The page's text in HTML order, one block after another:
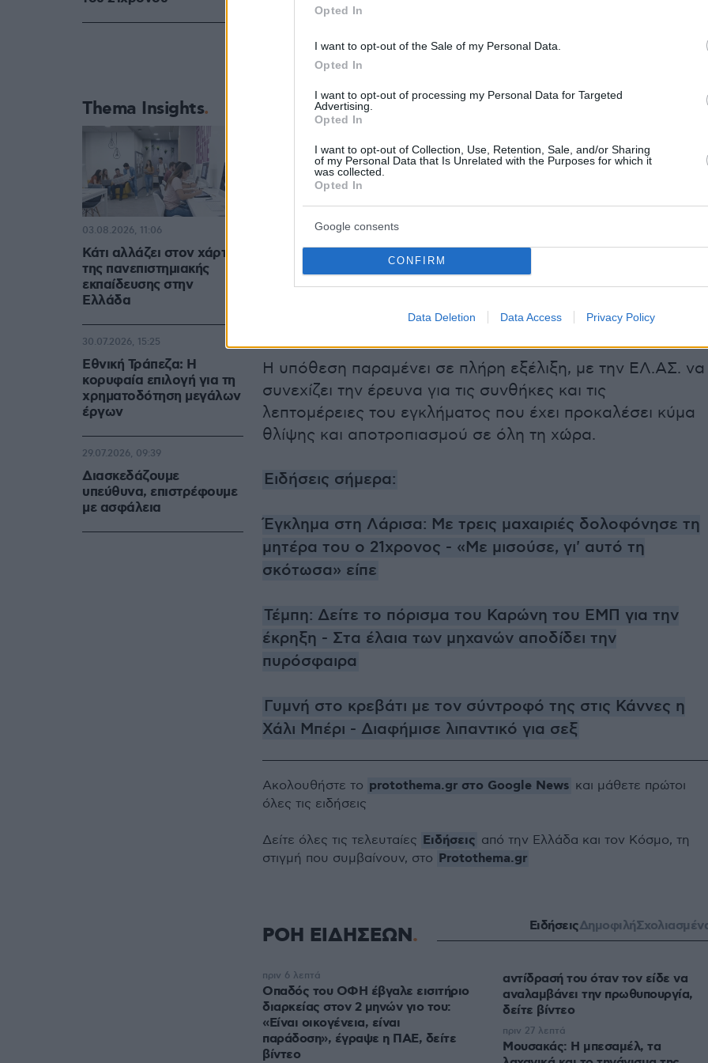
Opted In
I want to opt-out of the Sale of my Personal Data.
Opted In
I want to opt-out of processing my Personal Data for Targeted
Advertising.
Opted In
I want to opt-out of Collection, Use, Retention, Sale, and/or Sharing
of my Personal Data that Is Unrelated with the Purposes for which it
was collected.
Opted In
Google consents
CONFIRM
Data Deletion Data Access Privacy Policy
Η υπόθεση παραμένει σε πλήρη εξέλιξη, με την ΕΛ.ΑΣ. να
συνεχίζει την έρευνα για τις συνθήκες και τις
λεπτομέρειες του εγκλήματος που έχει προκαλέσει κύμα
θλίψης και αποτροπιασμού σε όλη τη χώρα.
Ειδήσεις σήμερα:
Έγκλημα στη Λάρισα: Με τρεις μαχαιριές δολοφόνησε τη
μητέρα του ο 21χρονος - «Με μισούσε, γι' αυτό τη
σκότωσα» είπε
Τέμπη: Δείτε το πόρισμα του Καρώνη του ΕΜΠ για την
έκρηξη - Στα έλαια των μηχανών αποδίδει την
πυρόσφαιρα
Γυμνή στο κρεβάτι με τον σύντροφό της στις Κάννες η
Χάλι Μπέρι - Διαφήμισε λιπαντικό για σεξ
Thema Insights
Κάτι αλλάζει στον χάρτη
της πανεπιστημιακής
εκπαίδευσης στην
Ελλάδα
03.08.2026, 11:06
Εθνική Τράπεζα: Η
κορυφαία επιλογή για τη
χρηματοδότηση μεγάλων
έργων
30.07.2026, 15:25
Διασκεδάζουμε
υπεύθυνα, επιστρέφουμε
με ασφάλεια
29.07.2026, 09:39
Ακολουθήστε το protothema.gr στο Google News και μάθετε πρώτοι
όλες τις ειδήσεις
Δείτε όλες τις τελευταίες Ειδήσεις από την Ελλάδα και τον Κόσμο, τη
στιγμή που συμβαίνουν, στο Protothema.gr
ΡΟΗ ΕΙΔΗΣΕΩΝ ΕιδήσειςΔημοφιλή
Οπαδός του ΟΦΗ έβγαλε εισιτήριο
διαρκείας στον 2 μηνών γιο του:
«Είναι οικογένεια, είναι
παράδοση», έγραψε η ΠΑΕ, δείτε
βίντεο
πριν 6 λεπτά
αντίδρασή του όταν τον είδε να
αναλαμβάνει την πρωθυπουργία,
δείτε βίντεο
Μουσακάς: Η μπεσαμέλ, τα
πριν 27 λεπτά